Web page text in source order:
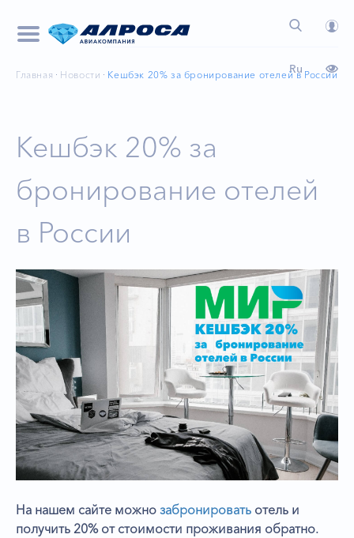
Ru
Главная Новости Кешбэк 20% за бронирование отелей в России
Кешбэк 20% за
бронирование отелей
в России
На нашем сайте можно забронировать отель и
получить 20% от стоимости проживания обратно.